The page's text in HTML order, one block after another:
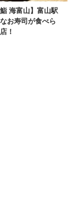
鮨 海富山】富山駅
お寿司が食べら
！